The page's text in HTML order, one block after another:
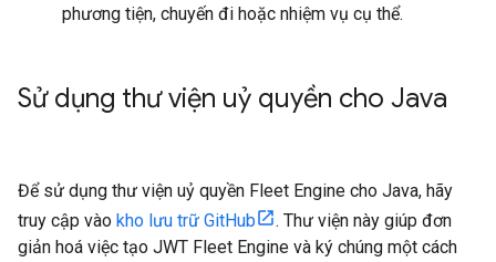
phương tiện, chuyến đi hoặc nhiệm vụ cụ thể.
Sử dụng thư viện uỷ quyền cho Java
Để sử dụng thư viện uỷ quyền Fleet Engine cho Java, hãy
truy cập vào kho lưu trữ GitHub
. Thư viện này giúp đơn
giản hoá việc tạo JWT Fleet Engine và ký chúng một cách